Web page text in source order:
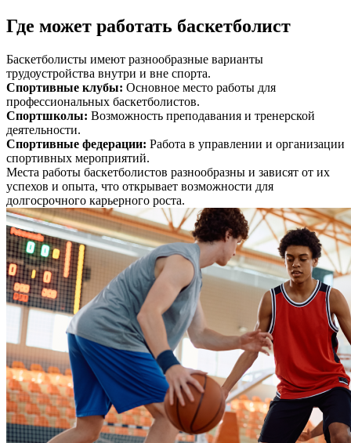
Где может работать баскетболист
Баскетболисты имеют разнообразные варианты
трудоустройства внутри и вне спорта.
Спортивные клубы: Основное место работы для
профессиональных баскетболистов.
Спортшколы: Возможность преподавания и тренерской
деятельности.
Спортивные федерации: Работа в управлении и организации
спортивных мероприятий.
Места работы баскетболистов разнообразны и зависят от их
успехов и опыта, что открывает возможности для
долгосрочного карьерного роста.